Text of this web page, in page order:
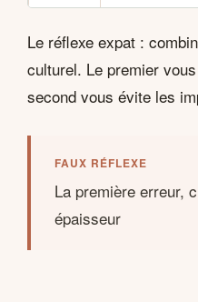
Le réflexe expat :
culturel. Le premier
second vous évite les
FAUX RÉFLEXE
La première erreur,
épaisseur